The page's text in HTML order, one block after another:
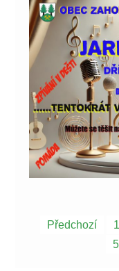
Navigace
Předchozí 1